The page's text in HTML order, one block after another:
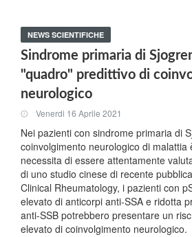
NEWS SCIENTIFICHE
Sindrome primaria di
"quadro" predittivo di
neurologico
Venerdi 16 Aprile 2021
Nei pazienti con sindrome primaria di
coinvolgimento neurologico di malattia
necessita di essere attentamente
di uno studio cinese di recente
Clinical Rheumatology, i pazienti con
elevato di anticorpi anti-SSA e ridotta
anti-SSB potrebbero presentare un
elevato di coinvolgimento neurologico.